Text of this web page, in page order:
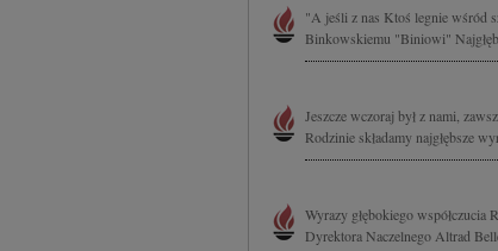
"A jeśli z nas Ktoś legnie wśród
Binkowskiemu "Biniowi"
Jeszcze wczoraj był z nami,
Rodzinie składamy najgłębsze
Wyrazy głębokiego
Dyrektora Naczelnego Altrad